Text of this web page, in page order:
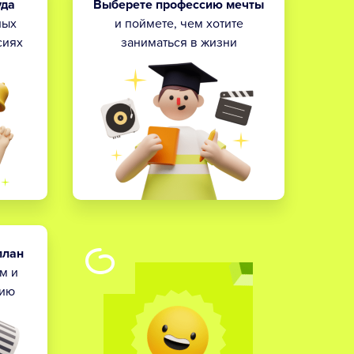
Выберете профессию мечты
и поймете, чем хотите
заниматься в жизни
и